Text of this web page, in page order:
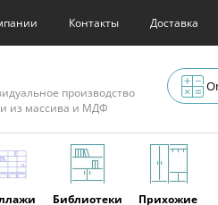
Контакты Доставка
производство
из массива и МДФ
Библиотеки Прихожие